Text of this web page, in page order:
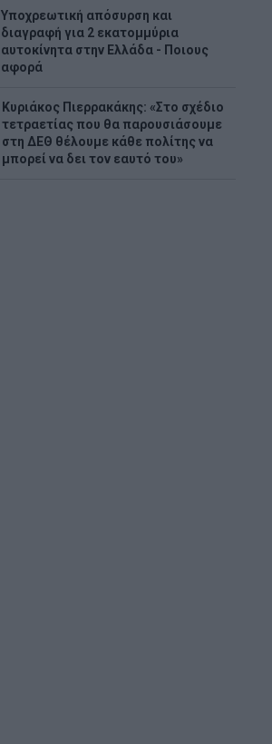
Υποχρεωτική απόσυρση και
διαγραφή για 2 εκατομμύρια
αυτοκίνητα στην Ελλάδα - Ποιους
αφορά
Κυριάκος Πιερρακάκης: «Στο σχέδιο
τετραετίας που θα παρουσιάσουμε
στη ΔΕΘ θέλουμε κάθε πολίτης να
μπορεί να δει τον εαυτό του»